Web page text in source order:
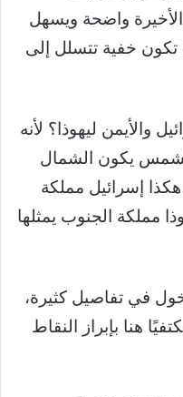
الأخيرة واضحة ويسهل
ما تكون خفية تتسلل إلى
والأيمن ليهوذا؟ لأنه
يكون الشمال
إسرائيل مملكة
مملكة الجنوب يمثلها
في تفاصيل كثيرة،
هنا بإبراز النقاط